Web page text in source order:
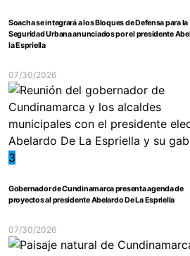
Soacha se integrará a los Bloques de Defensa para la
Seguridad Urbana anunciados por el presidente
la Espriella
07/30/2026
3
Gobernador de Cundinamarca presenta agenda de
proyectos al presidente Abelardo De La Espriella
07/30/2026